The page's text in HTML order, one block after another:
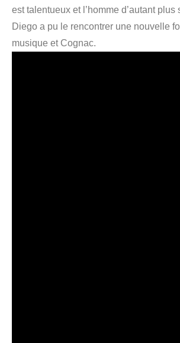
est talentueux et l’homme d’autant plus
Diego a pu le rencontrer une nouvelle
musique et Cognac.